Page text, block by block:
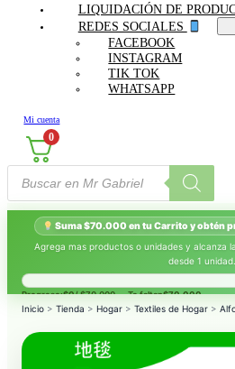
LIQUIDACIÓN DE
REDES SOCIALES
FACEBOOK
INSTAGRAM
TIK TOK
WHATSAPP
Mi cuenta
0
Búsqueda
productos
Suma $70.000 en tu Carrito y obtén
Agrega mas productos o unidades y alcanza
desde 1 unidad.
Progreso:$0/ $70.000 — Te faltan$70.000.
Inicio > Tienda > Hogar > Textiles de Hogar >